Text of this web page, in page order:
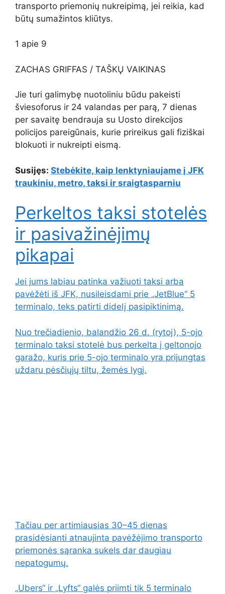
transporto priemonių nukreipimą, jei reikia, kad
būtų sumažintos kliūtys.
1 apie 9
ZACHAS GRIFFAS / TAŠKŲ VAIKINAS
Jie turi galimybę nuotoliniu būdu pakeisti
šviesoforus ir 24 valandas per parą, 7 dienas
per savaitę bendrauja su Uosto direkcijos
policijos pareigūnais, kurie prireikus gali fiziškai
blokuoti ir nukreipti eismą.
Susijęs: Stebėkite, kaip lenktyniaujame į JFK
traukiniu, metro, taksi ir sraigtasparniu
Perkeltos taksi stotelės
ir pasivažinėjimų
pikapai
Jei jums labiau patinka važiuoti taksi arba
pavėžėti iš JFK, nusileisdami prie „JetBlue“ 5
terminalo, teks patirti didelį pasipiktinimą.
Nuo trečiadienio, balandžio 26 d. (rytoj), 5-ojo
terminalo taksi stotelė bus perkelta į geltonojo
garažo, kuris prie 5-ojo terminalo yra prijungtas
uždaru pėsčiųjų tiltu, žemės lygį.
Tačiau per artimiausias 30–45 dienas
prasidėsianti atnaujinta pavėžėjimo transporto
priemonės sąranka sukels dar daugiau
nepatogumų.
„Ubers“ ir „Lyfts“ galės priimti tik 5 terminalo